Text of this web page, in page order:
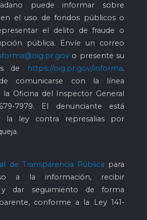
puede informar sobre
en el uso de fondos públicos o
el delito de fraude o
pública. Envíe un correo
o presente su
de
https://oig.pr.gov/informa.
comunicarse con la línea
la Oficina del Inspector General
7979. El denunciante está
la ley contra represalias por
de Transparencia Pública para
a la información, recibir
y dar seguimiento de forma
conforme a la Ley 141-